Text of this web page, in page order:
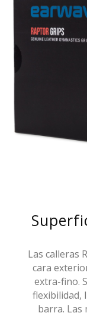
Las calleras
cara
extra-fino.
flexibilidad,
barra. Las